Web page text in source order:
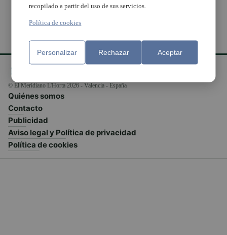
© El Meridiano L'Horta 2026 - Valencia - España
Quiénes somos
Contacto
Publicidad
Aviso legal y Política de privacidad
Política de cookies
recopilado a partir del uso de sus servicios.
Política de cookies
Personalizar Rechazar Aceptar